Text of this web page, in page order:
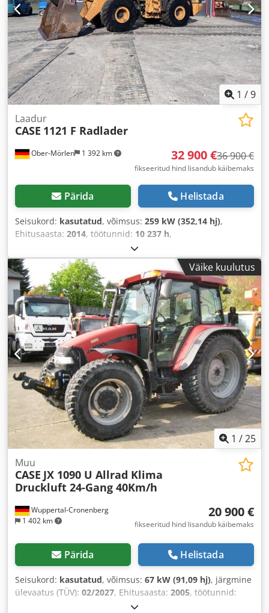
1 /9
Ober-Mörlen 1 392 km
Laadur
CASE 1121 F Radlader
32 900 €36 900 €
fikseeritud hind lisandub käibemaks
Pärida Helistada
Seisukord: kasutatud, võimsus: 259 kW (352,14 hj),
Ehitusaasta: 2014, töötunnid: 10 237 h,
Väike kuulutus
1 /25
Wuppertal-Cronenberg
1 402 km
Muu
CASE JX 1090 U Allrad Klima
Druckluft 24-Gang 40Km/h
20 900 €
fikseeritud hind lisandub käibemaks
Pärida Helistada
Seisukord: kasutatud, võimsus: 67 kW (91,09 hj), järgmine
ülevaatus (TÜV): 02/2027, Ehitusaasta: 2005, töötunnid:
kabiin, kliimaseade, nelikvedu